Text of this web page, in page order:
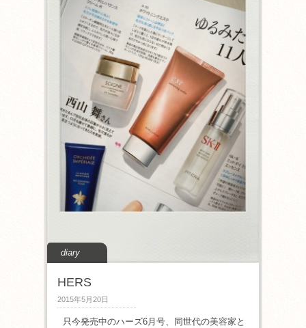
diary
HERS
2015年5月20日
只今発売中のハーズ6月号、同世代の美容家と